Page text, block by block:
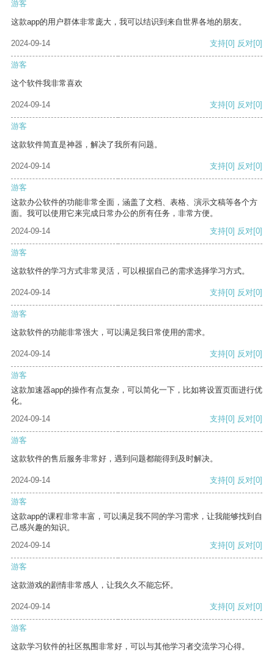
游客
这款app的用户群体非常庞大，我可以结识到来自世界各地的朋友。
2024-09-14 支持[0] 反对[0]
游客
这个软件我非常喜欢
2024-09-14 支持[0] 反对[0]
游客
这款软件简直是神器，解决了我所有问题。
2024-09-14 支持[0] 反对[0]
游客
这款办公软件的功能非常全面，涵盖了文档、表格、演示文稿等各个方
面。我可以使用它来完成日常办公的所有任务，非常方便。
2024-09-14
支持[0] 反对[0]
游客
这款软件的学习方式非常灵活，可以根据自己的需求选择学习方式。
2024-09-14 支持[0] 反对[0]
游客
这款软件的功能非常强大，可以满足我日常使用的需求。
2024-09-14 支持[0] 反对[0]
游客
这款加速器app的操作有点复杂，可以简化一下，比如将设置页面进行优
化。
2024-09-14
支持[0] 反对[0]
游客
这款软件的售后服务非常好，遇到问题都能得到及时解决。
2024-09-14 支持[0] 反对[0]
游客
这款app的课程非常丰富，可以满足我不同的学习需求，让我能够找到自
己感兴趣的知识。
2024-09-14
支持[0] 反对[0]
游客
这款游戏的剧情非常感人，让我久久不能忘怀。
2024-09-14 支持[0] 反对[0]
游客
这款学习软件的社区氛围非常好，可以与其他学习者交流学习心得。